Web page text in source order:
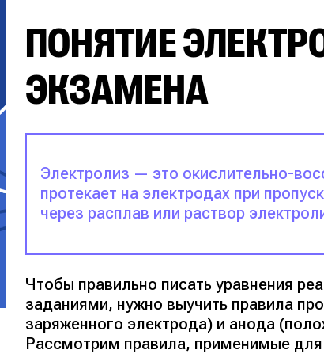
ПОНЯТИЕ
ЭКЗАМЕНА
Электролиз — это окислительно-
протекает на электродах при
через расплав или раствор
Чтобы правильно писать уравнения
заданиями, нужно выучить правила
заряженного электрода) и анода
Рассмотрим правила, применимые